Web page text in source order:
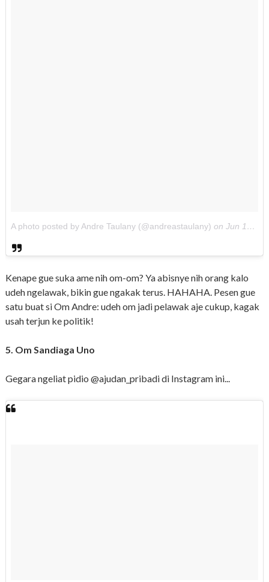
A photo posted by Andre Taulany (@andreastaulany) on Jun 16, 2016 at 4:26am PDT
Kenape gue suka ame nih om-om? Ya abisnye nih orang kalo
udeh ngelawak, bikin gue ngakak terus. HAHAHA. Pesen gue
satu buat si Om Andre: udeh om jadi pelawak aje cukup, kagak
usah terjun ke politik!
5. Om Sandiaga Uno
Gegara ngeliat pidio @ajudan_pribadi di Instagram ini...